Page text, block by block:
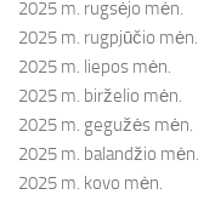
2025 m. rugsėjo mėn.
2025 m. rugpjūčio mėn.
2025 m. liepos mėn.
2025 m. birželio mėn.
2025 m. gegužės mėn.
2025 m. balandžio mėn.
2025 m. kovo mėn.